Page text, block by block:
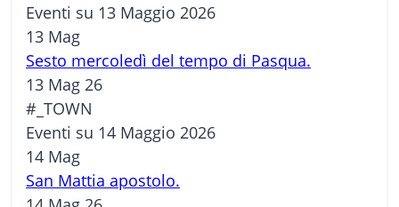
Eventi su 13 Maggio 2026
13 Mag
Sesto mercoledì del tempo di Pasqua.
13 Mag 26
#_TOWN
Eventi su 14 Maggio 2026
14 Mag
San Mattia apostolo.